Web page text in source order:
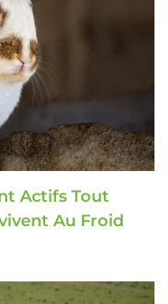
Actifs Tout
Au Froid